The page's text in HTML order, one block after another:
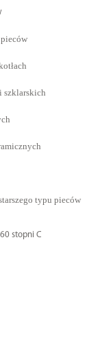
szklarskich
typu pieców
stopni C